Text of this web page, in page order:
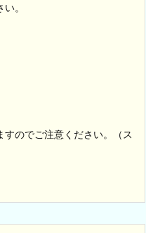
。
のでご注意ください。（ス